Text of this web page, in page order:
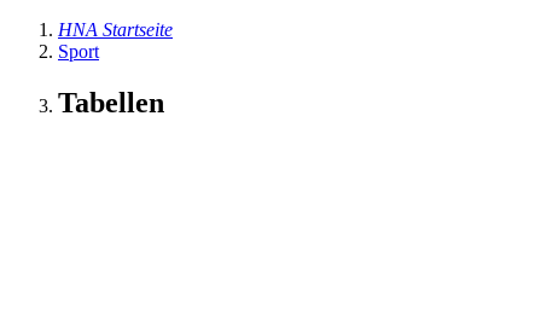
HNA Startseite
Sport
Tabellen